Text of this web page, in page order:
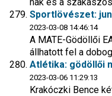
Sportlövészet:
2023-03-08 14:46:14
A MATE-Gödöllői
állhatott fel a
Atlétika: gödöllői
2023-03-06 11:29:13
Krakóczki Bence